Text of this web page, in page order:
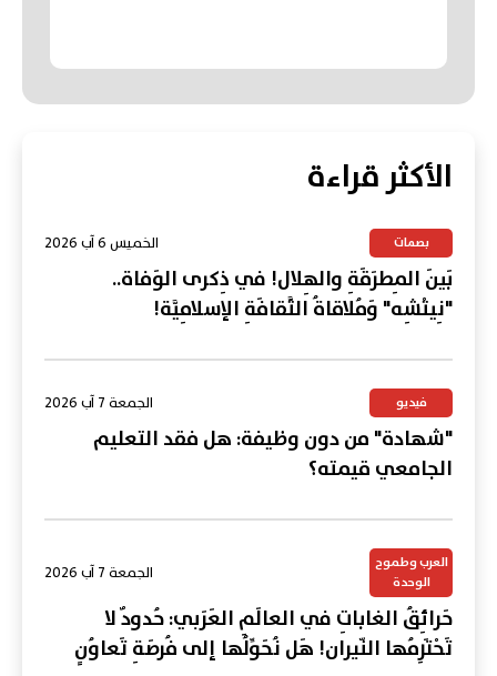
الأكثر قراءة
بصمات الخميس 6 آب 2026
بَينَ المِطرَقَةِ والهِلال! في ذِكرى الوَفاة..
"نِيتْشِه" وَمُلاقاةُ الثَّقافَةِ الإسلامِيَّة!
فيديو الجمعة 7 آب 2026
"شهادة" من دون وظيفة: هل فقد التعليم
الجامعي قيمته؟
العرب وطموح
الوحدة
الجمعة 7 آب 2026
حَرائِقُ الغاباتِ في العالَمِ العَرَبي: حُدودٌ لا
تَحْتَرِمُها النّيران! هَل نُحَوِّلُها إلى فُرصَةِ تَعاوُنٍ